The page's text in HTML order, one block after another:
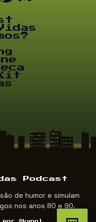
Podcast
de humor e simulam
nos anos 80 e 90.
por @kvnol